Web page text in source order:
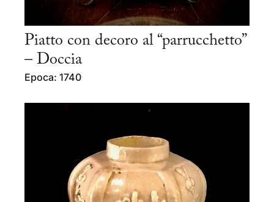
Piatto con decoro al “parrucchetto”
– Doccia
Epoca: 1740